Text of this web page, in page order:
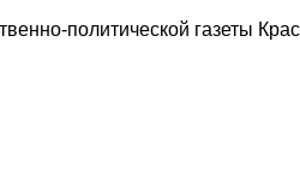
политической газеты